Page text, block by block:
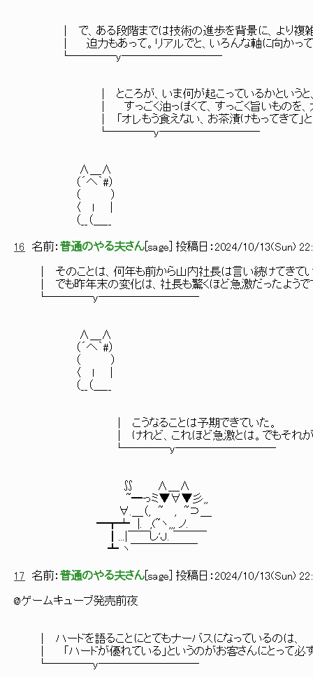
│ で、ある段階までは技術の進歩を背景に、より複雑で、
│ 迫力もあって。リアルでと、いろんな軸に向かって、
└────y─────────
│ ところが、いま何が起こっているかというと、胃
│ すっごく油っぽくて、すっごく旨いものを、大量
│ 「オレもう食えない、お茶漬けもってきて」という
└────y─────────
∧＿∧
（´へ｀#）
（ ）
〈 ｌ ｜
（__（＿__
16 名前： 普通のやる夫さん sage ] 投稿日： 2024/10/13(Sun)
│ そのことは、何年も前から山内社長は言い続けてきてい
│ でも昨年末の変化は、社長も驚くほど急激だったようで
└────y─────────
∧＿∧
（´へ｀#）
（ ）
〈 ｌ ｜
（__（＿__
│ こうなることは予期できていた。
│ けれど、これほど急激とは。でもそれが娯
└────y─────────
∬ ∧＿∧
~━っミ▼∀▼彡,,
∀.＿（, ~ , ~⊃＿
━┳┷ |. ,(~ヽ,,, ノ.
┃...|￣￣し'Ｊ. ￣￣￣
┻ ヽ￣￣￣￣￣￣
17 名前： 普通のやる夫さん sage ] 投稿日： 2024/10/13(Sun)
@ゲームキューブ発売前夜
│ ハードを語ることにとてもナーバスになっているのは、
│ 「ハードが優れている」というのがお客さんにとって必ず
└────y─────────